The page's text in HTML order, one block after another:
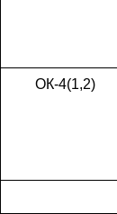
ОК-4(1,2)